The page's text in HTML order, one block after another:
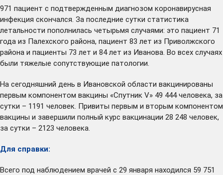
971 пациент с подтвержденным диагнозом коронавирусная
инфекция скончался. За последние сутки статистика
летальности пополнилась четырьмя случаями: это пациент 71
года из Палехского района, пациент 83 лет из Приволжского
района и пациенты 73 лет и 84 лет из Иванова. Во всех случаях
были тяжелые сопутствующие патологии.
На сегодняшний день в Ивановской области вакцинированы
первым компонентом вакцины «Спутник V» 49 444 человека, за
сутки – 1191 человек. Привиты первым и вторым компонентом
вакцины и завершили полный курс вакцинации 28 248 человек,
за сутки – 2123 человека.
Для справки:
Всего под наблюдением врачей с 29 января находился 59 751